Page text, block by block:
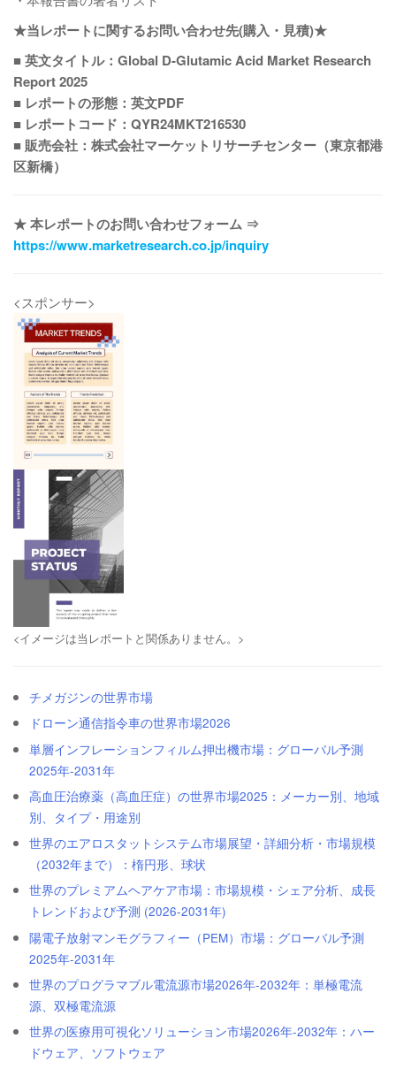
★当レポートに関するお問い合わせ先(購入・見積)★
■ 英文タイトル：Global D-Glutamic Acid Market Research
Report 2025
■ レポートの形態：英文PDF
■ レポートコード：QYR24MKT216530
■ 販売会社：株式会社マーケットリサーチセンター（東京都港
区新橋）
★ 本レポートのお問い合わせフォーム ⇒
https://www.marketresearch.co.jp/inquiry
<スポンサー>
<イメージは当レポートと関係ありません。>
チメガジンの世界市場
ドローン通信指令車の世界市場2026
単層インフレーションフィルム押出機市場：グローバル予測
2025年-2031年
高血圧治療薬（高血圧症）の世界市場2025：メーカー別、地域
別、タイプ・用途別
世界のエアロスタットシステム市場展望・詳細分析・市場規模
（2032年まで）：楕円形、球状
世界のプレミアムヘアケア市場：市場規模・シェア分析、成長
トレンドおよび予測 (2026-2031年)
陽電子放射マンモグラフィー（PEM）市場：グローバル予測
2025年-2031年
世界のプログラマブル電流源市場2026年-2032年：単極電流
源、双極電流源
世界の医療用可視化ソリューション市場2026年-2032年：ハー
ドウェア、ソフトウェア